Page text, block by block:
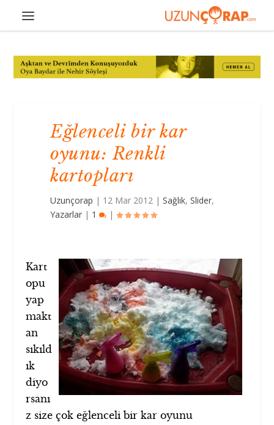
Eğlenceli bir kar
oyunu: Renkli
kartopları
Uzunçorap | 12 Mar 2012 |Sağlık,Slider,
Yazarlar | 1 |
Kart
opu
yap
makt
an
sıkıld
ık
diyo
rsanı
z size çok eğlenceli bir kar oyunu